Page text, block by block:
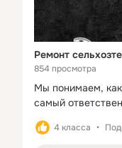
Ремонт
854 просмотра
Мы понимаем,
самый
4 класса